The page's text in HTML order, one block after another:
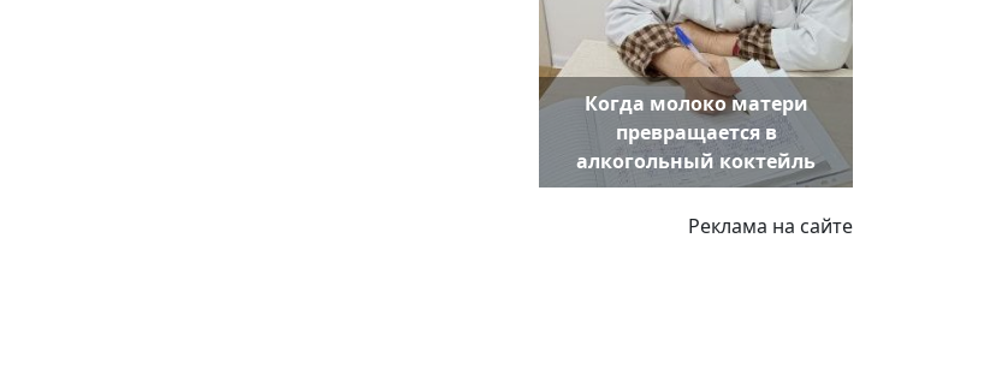
Когда молоко матери
превращается в
алкогольный коктейль
Реклама на сайте